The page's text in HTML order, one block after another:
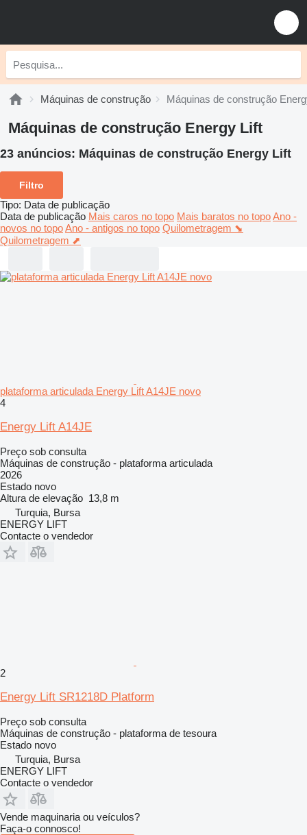
Máquinas de construção Máquinas de construção
Máquinas de construção Energy Lift
23 anúncios: Máquinas de construção Energy Lift
Filtro
Tipo: Data de publicação
Data de publicação Mais caros no topo Mais baratos no topoAno -
novos no topoAno - antigos no topo Quilometragem ⬊
Quilometragem ⬈
plataforma articulada Energy Lift A14JE novo
4
Energy Lift A14JE
Preço sob consulta
Máquinas de construção - plataforma articulada
2026
Estado novo
Altura de elevação 13,8 m
Turquia, Bursa
ENERGY LIFT
Contacte o vendedor
2
Energy Lift SR1218D Platform
Preço sob consulta
Máquinas de construção - plataforma de tesoura
Estado novo
Turquia, Bursa
ENERGY LIFT
Contacte o vendedor
Vende maquinaria ou veículos?
Faça-o connosco!